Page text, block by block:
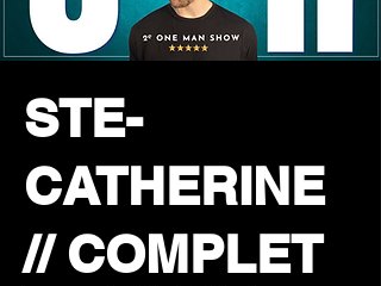
STE-
CATHERINE
// COMPLET